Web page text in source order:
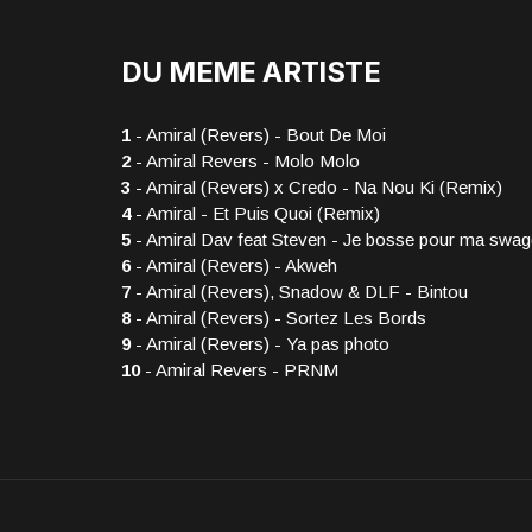
DU MEME ARTISTE
1 - Amiral (Revers) - Bout De Moi
2 - Amiral Revers - Molo Molo
3 - Amiral (Revers) x Credo - Na Nou Ki (Remix)
4- Amiral - Et Puis Quoi (Remix)
5 - Amiral Dav feat Steven - Je bosse pour ma
6- Amiral (Revers) - Akweh
7 - Amiral (Revers), Snadow & DLF - Bintou
8- Amiral (Revers) - Sortez Les Bords
9- Amiral (Revers) - Ya pas photo
10- Amiral Revers - PRNM